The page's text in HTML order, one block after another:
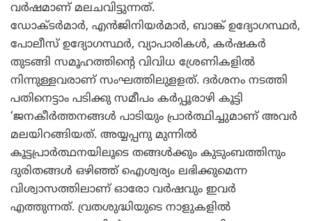
വര്‍ഷമാണ് മലചവിട്ടുന്നത്.
ഡോക്ടര്‍മാര്‍, എന്‍ജിനിയര്‍മാര്‍, ബാങ്ക് ഉദ്യോഗസ്ഥര്‍,
പോലീസ് ഉദ്യോഗസ്ഥര്‍, വ്യാപാരികള്‍, കര്‍ഷകര്‍
തുടങ്ങി സമൂഹത്തിന്റെ വിവിധ ശ്രേണികളില്‍
നിന്നുള്ളവരാണ് സംഘത്തിലുളളത്. ദര്‍ശനം നടത്തി
പതിനെട്ടാം പടിക്കു സമീപം കര്‍പ്പൂരാഴി കൂട്ടി
‘ജനകീര്‍ത്തനങ്ങള്‍ പാടിയും പ്രാര്‍ത്ഥിച്ചുമാണ് അവര്‍
മലയിറങ്ങിയത്. അയ്യപ്പനു മുന്നില്‍
കൂട്ടപ്രാര്‍ത്ഥനയിലൂടെ തങ്ങള്‍ക്കും കുടുംബത്തിനും
ദുരിതങ്ങള്‍ ഒഴിഞ്ഞ് ഐശ്വര്യം ലഭിക്കുമെന്ന
വിശ്വാസത്തിലാണ് ഓരോ വര്‍ഷവും ഇവര്‍
എത്തുന്നത്. വ്രതശുദ്ധിയുടെ നാളുകളില്‍